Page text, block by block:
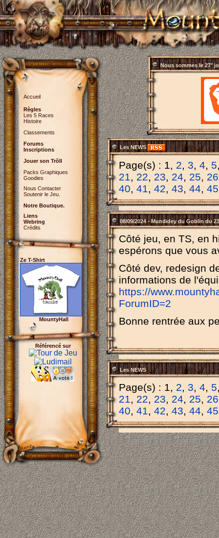
Accueil
Règles
Les 5 Races
Histoire
Classements
Forums
Inscriptions
Jouer son Trõll
Packs Graphiques
Goodies
Nous Contacter
Soutenir le Jeu.
Notre Boutique.
Liens
Webring
Crédits
Ze T-Shirt
MountyHall
Référencé sur
Nous sommes le 27°
Les NEWS
Page(s) : 1, 2, 3, 4, 5
21, 22, 23, 24, 25, 26
40, 41, 42, 43, 44, 45
08/09/2024 - Mundidey du Goblin du
Côté jeu, en TS, en
espérons que vous
Côté dev, redesign
informations de
https://
ForumID=2
Bonne rentrée aux
Les NEWS
Page(s) : 1, 2, 3, 4, 5
21, 22, 23, 24, 25, 26
40, 41, 42, 43, 44, 45